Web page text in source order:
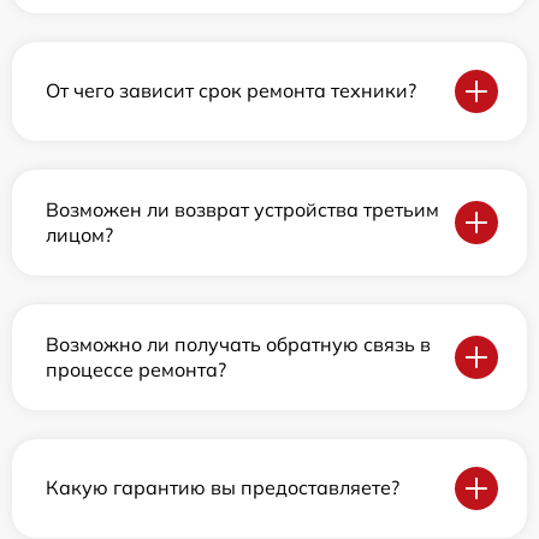
От чего зависит срок ремонта техники?
Возможен ли возврат устройства третьим
лицом?
Возможно ли получать обратную связь в
процессе ремонта?
Какую гарантию вы предоставляете?